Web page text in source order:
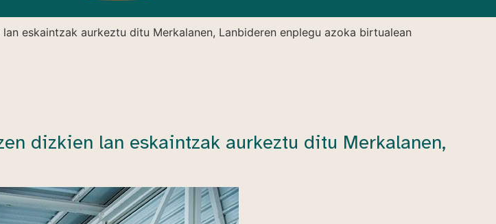
eskaintzak aurkeztu ditu Merkalanen, Lanbideren enplegu azoka birtualean
dizkien lan eskaintzak aurkeztu ditu Merkalanen,